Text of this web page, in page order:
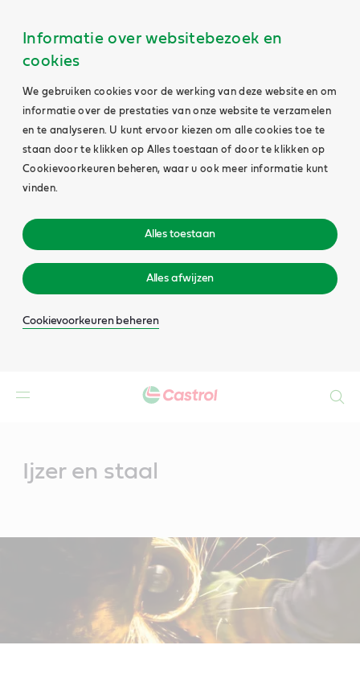
Informatie over websitebezoek en
cookies
We gebruiken cookies voor de werking van deze website en om
informatie over de prestaties van onze website te verzamelen
en te analyseren. U kunt ervoor kiezen om alle cookies toe te
staan door te klikken op Alles toestaan of door te klikken op
Cookievoorkeuren beheren, waar u ook meer informatie kunt
vinden.
Alles toestaan
Alles afwijzen
Cookievoorkeuren beheren
Ijzer en staal